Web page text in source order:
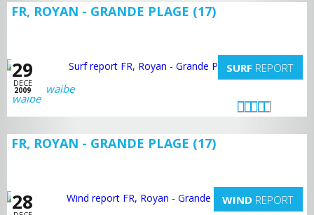
FR, ROYAN - GRANDE PLAGE (17)
29
DECE
2009
SURF REPORT
waibe
FR, ROYAN - GRANDE PLAGE (17)
28 WIND REPORT